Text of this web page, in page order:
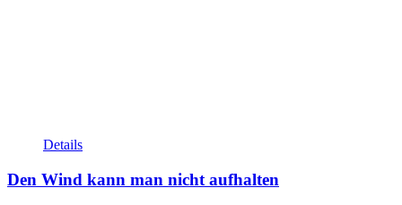
Details
Den Wind kann man nicht aufhalten